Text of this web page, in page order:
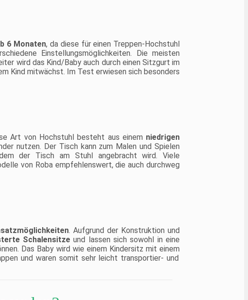
6 Monaten, da diese für einen Treppen-Hochstuhl
Einstellungsmöglichkeiten. Die meisten
wird das Kind/Baby auch durch einen Sitzgurt im
Kind mitwächst. Im Test erwiesen sich besonders
Art von Hochstuhl besteht aus einem niedrigen
nutzen. Der Tisch kann zum Malen und Spielen
der Tisch am Stuhl angebracht wird. Viele
von Roba empfehlenswert, die auch durchweg
. Aufgrund der Konstruktion und
Schalensitze und lassen sich sowohl in eine
Das Baby wird wie einem Kindersitz mit einem
und waren somit sehr leicht transportier- und